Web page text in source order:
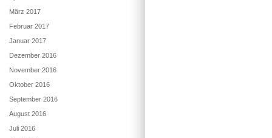
März 2017
Februar 2017
Januar 2017
Dezember 2016
November 2016
Oktober 2016
September 2016
August 2016
Juli 2016